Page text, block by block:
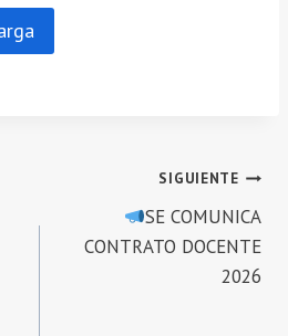
SIGUIENTE
SE COMUNICA
CONTRATO DOCENTE
2026